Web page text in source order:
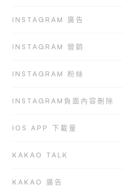
INSTAGRAM 廣告
INSTAGRAM 營銷
INSTAGRAM 粉絲
INSTAGRAM負面內容刪除
IOS APP 下載量
KAKAO TALK
KAKAO 廣告